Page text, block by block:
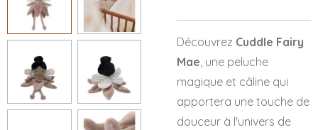
Découvrez Cuddle Fairy
Mae, une peluche
magique et câline qui
apportera une touche de
douceur à l'univers de